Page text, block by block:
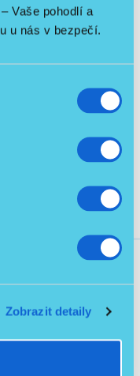
Vaše pohodlí a
u nás v bezpečí.
Zobrazit detaily
kg
MB